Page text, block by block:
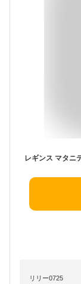
リリー0725